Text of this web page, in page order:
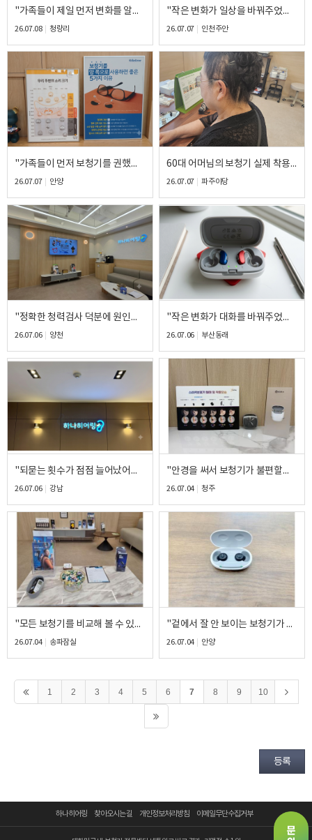
"가족들이 제일 먼저 변화를 알아봤습니다." 80대 남성 고객님의 와이덱스 스마트 RIC 피팅 후기
26.07.08 청량리
"작은 변화가 일상을 바꿔주었습니다." 50대 여성 고객님의 오티콘 인텐트 1 RIC 피팅 후기
26.07.07 인천주안
"가족들이 먼저 보청기를 권했습니다." 70대 남성 고객님의 벨톤 인비전 RIC 피팅 후기
26.07.07 안양
60대 어머님의 보청기 실제 착용 후기
26.07.07 파주야당
"정확한 청력검사 덕분에 원인을 알게 되었습니다." 70대 남성 고객님의 벨톤 인비전 RIC 피팅 후기
26.07.06 양천
"작은 변화가 대화를 바꿔주었습니다." 60대 여성 고객님의 시그니아 실크 C&G IX IIC 피팅 후기
26.07.06 부산동래
"되묻는 횟수가 점점 늘어났어요." 60대 남성 고객님의 오티콘 인텐트 3 RIC 피팅 후기
26.07.06 강남
"안경을 써서 보청기가 불편할까 봐 고민이었습니다." 50대 남성 고객님의 스타키 제네시스 AI CIC 피팅 후기
26.07.04 청주
"모든 보청기를 비교해 볼 수 있다고 해서 찾아왔어요." 50대 여성 고객님의 포낙 인피니오 70 RIC 피팅 후기
26.07.04 송파잠실
"겉에서 잘 안 보이는 보청기가 있을까요?" 40대 남성 고객님의 시그니아 Insio C&G 5IX CIC 피팅 후기
26.07.04 안양
1 2 3 4 5 6 7 8 9 10
등록
하나히어링 찾아오시는 길 개인정보처리방침 이메일무단수집거부
연락처 -
센터
예약날짜
예약시간
분야
개인정보 수집, 이용에 동의합니다.
[자세히보기]